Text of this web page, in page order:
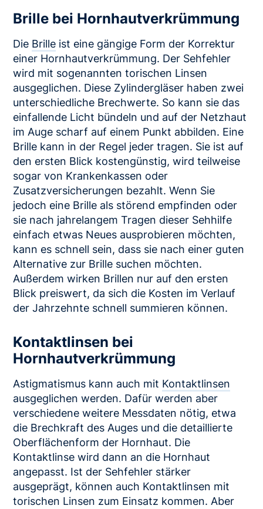
Brille bei Hornhautverkrümmung
Die Brille ist eine gängige Form der Korrektur
einer Hornhautverkrümmung. Der Sehfehler
wird mit sogenannten torischen Linsen
ausgeglichen. Diese Zylindergläser haben zwei
unterschiedliche Brechwerte. So kann sie das
einfallende Licht bündeln und auf der Netzhaut
im Auge scharf auf einem Punkt abbilden. Eine
Brille kann in der Regel jeder tragen. Sie ist auf
den ersten Blick kostengünstig, wird teilweise
sogar von Krankenkassen oder
Zusatzversicherungen bezahlt. Wenn Sie
jedoch eine Brille als störend empfinden oder
sie nach jahrelangem Tragen dieser Sehhilfe
einfach etwas Neues ausprobieren möchten,
kann es schnell sein, dass sie nach einer guten
Alternative zur Brille suchen möchten.
Außerdem wirken Brillen nur auf den ersten
Blick preiswert, da sich die Kosten im Verlauf
der Jahrzehnte schnell summieren können.
Kontaktlinsen bei
Hornhautverkrümmung
Astigmatismus kann auch mit Kontaktlinsen
ausgeglichen werden. Dafür werden aber
verschiedene weitere Messdaten nötig, etwa
die Brechkraft des Auges und die detaillierte
Oberflächenform der Hornhaut. Die
Kontaktlinse wird dann an die Hornhaut
angepasst. Ist der Sehfehler stärker
ausgeprägt, können auch Kontaktlinsen mit
torischen Linsen zum Einsatz kommen. Aber